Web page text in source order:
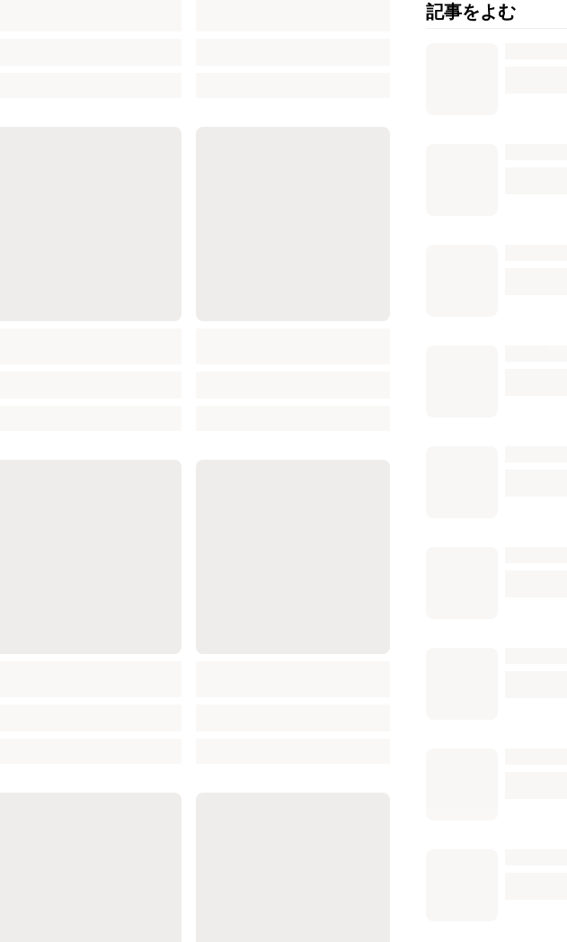
記事をよむ